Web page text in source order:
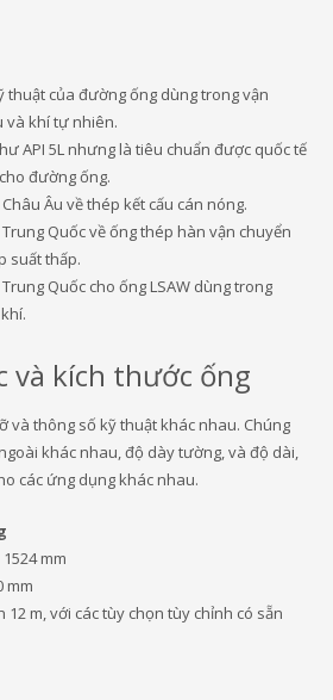
thuật của đường ống dùng trong vận
và khí tự nhiên.
API 5L nhưng là tiêu chuẩn được quốc tế
đường ống.
Âu về thép kết cấu cán nóng.
Quốc về ống thép hàn vận chuyển
suất thấp.
Quốc cho ống LSAW dùng trong
và kích thước ống
và thông số kỹ thuật khác nhau. Chúng
khác nhau, độ dày tường, và độ dài,
các ứng dụng khác nhau.
mm
mm
12 m, với các tùy chọn tùy chỉnh có sẵn